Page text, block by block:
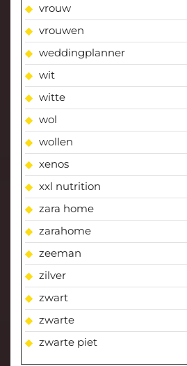
vrouw
vrouwen
weddingplanner
wit
witte
wol
wollen
xenos
xxl nutrition
zara home
zarahome
zeeman
zilver
zwart
zwarte
zwarte piet